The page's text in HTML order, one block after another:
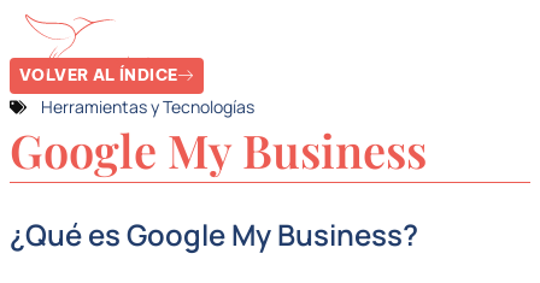
VOLVER AL ÍNDICE
Herramientas y Tecnologías
Google My Business
¿Qué es Google My Business?